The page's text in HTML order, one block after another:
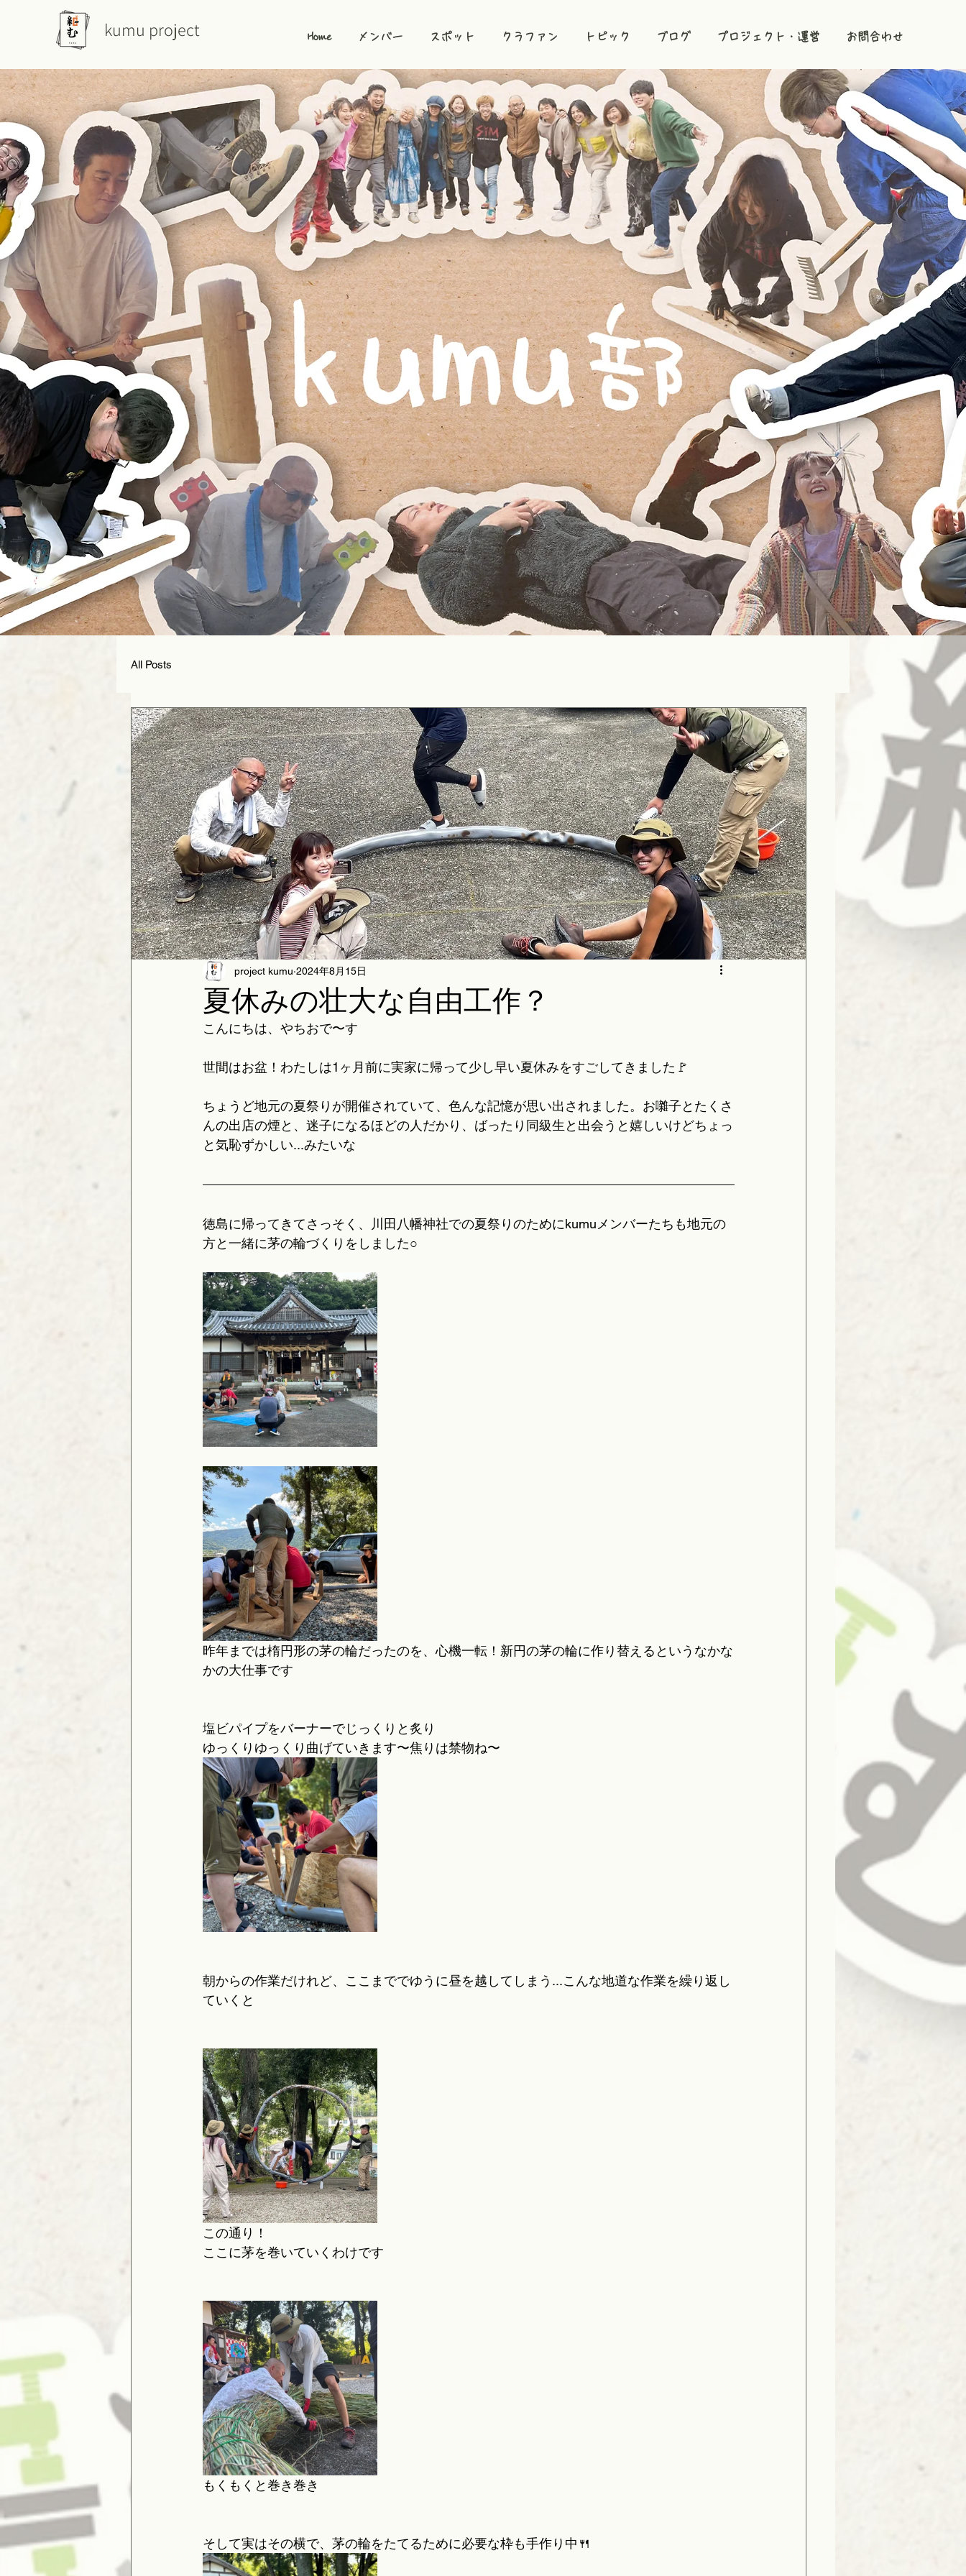
kumu project Home メンバー スポット クラファン トピック ブログ プロジェクト・運営 お問合わせ
All Posts
夏休みの壮大な自由工作？
project kumu 2024年8月15日
こんにちは、やちおで〜す
世間はお盆！わたしは1ヶ月前に実家に帰って少し早い夏休みをすごしてきました🚩
ちょうど地元の夏祭りが開催されていて、色んな記憶が思い出されました。お囃子とたくさ
んの出店の煙と、迷子になるほどの人だかり、ばったり同級生と出会うと嬉しいけどちょっ
と気恥ずかしい...みたいな
徳島に帰ってきてさっそく、川田八幡神社での夏祭りのためにkumuメンバーたちも地元の
方と一緒に茅の輪づくりをしました○
昨年までは楕円形の茅の輪だったのを、心機一転！新円の茅の輪に作り替えるというなかな
かの大仕事です
塩ビパイプをバーナーでじっくりと炙り
ゆっくりゆっくり曲げていきます〜焦りは禁物ね〜
朝からの作業だけれど、ここまででゆうに昼を越してしまう...こんな地道な作業を繰り返し
ていくと
この通り！
ここに茅を巻いていくわけです
もくもくと巻き巻き
そして実はその横で、茅の輪をたてるために必要な枠も手作り中🍴